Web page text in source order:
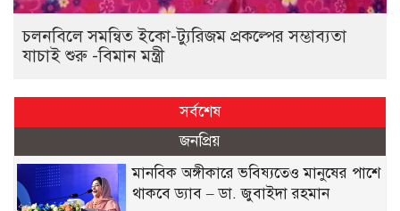
চলনবিলে সমন্বিত ইকো-ট্যুরিজম প্রকল্পের সম্ভাব্যতা
যাচাই শুরু -বিমান মন্ত্রী
সর্বশেষ
জনপ্রিয়
মানবিক অঙ্গীকারে ভবিষ্যতেও মানুষের পাশে
থাকবে ড্যাব – ডা. জুবাইদা রহমান